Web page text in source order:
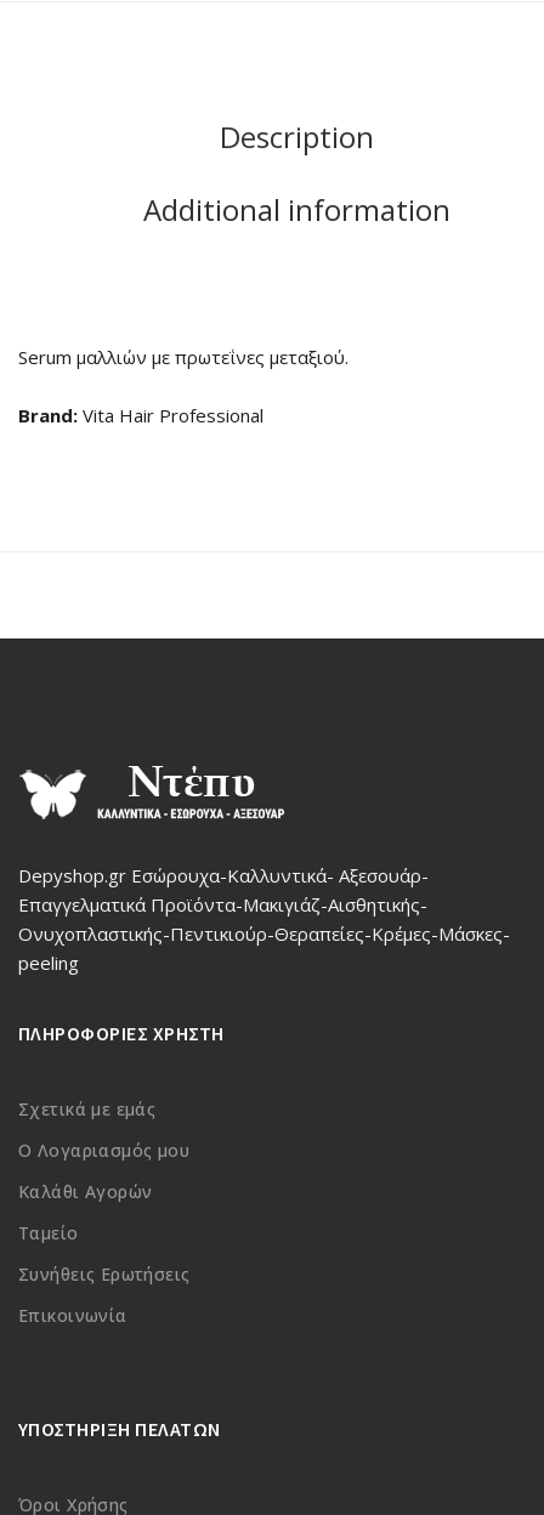
Description
Additional information
Serum μαλλιών με πρωτεΐνες μεταξιού.
Brand: Vita Hair Professional
Depyshop.gr Εσώρουχα-Καλλυντικά- Αξεσουάρ-
Επαγγελματικά Προϊόντα-Μακιγιάζ-Αισθητικής-
Ονυχοπλαστικής-Πεντικιούρ-Θεραπείες-Κρέμες-Μάσκες-
peeling
ΠΛΗΡΟΦΟΡΙΕΣ ΧΡΗΣΤΗ
Σχετικά με εμάς
Ο Λογαριασμός μου
Καλάθι Αγορών
Ταμείο
Συνήθεις Ερωτήσεις
Επικοινωνία
ΥΠΟΣΤΗΡΙΞΗ ΠΕΛΑΤΩΝ
Όροι Χρήσης